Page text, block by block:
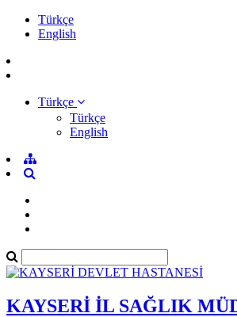
Türkçe
English
Türkçe
Türkçe
English
KAYSERİ İL SAĞLIK